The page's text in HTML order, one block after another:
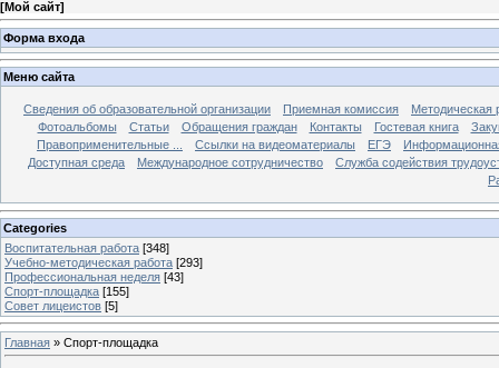
[Мой сайт]
Форма входа
Меню сайта
Сведения об образовательной организации Приемная комиссия
Методическая
Фотоальбомы
Статьи Обращения граждан Контакты Гостевая книга
Правоприменительные ...
Ссылки на видеоматериалы ЕГЭ
Доступная среда
Международное сотрудничество
Служба содействия
Categories
Воспитательная работа [348]
Учебно-методическая работа [293]
Профессиональная неделя [43]
Спорт-площадка [155]
Совет лицеистов [5]
Главная » Спорт-площадка